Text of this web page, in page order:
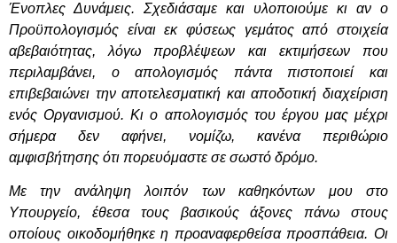
Ένοπλες Δυνάμεις. Σχεδιάσαμε και υλοποιούμε κι αν ο
Προϋπολογισμός είναι εκ φύσεως γεμάτος από στοιχεία
αβεβαιότητας, λόγω προβλέψεων και εκτιμήσεων που
περιλαμβάνει, ο απολογισμός πάντα πιστοποιεί και
επιβεβαιώνει την αποτελεσματική και αποδοτική διαχείριση
ενός Οργανισμού. Κι ο απολογισμός του έργου μας μέχρι
σήμερα δεν αφήνει, νομίζω, κανένα περιθώριο
αμφισβήτησης ότι πορευόμαστε σε σωστό δρόμο.
Με την ανάληψη λοιπόν των καθηκόντων μου στο
Υπουργείο, έθεσα τους βασικούς άξονες πάνω στους
οποίους οικοδομήθηκε η προαναφερθείσα προσπάθεια. Οι